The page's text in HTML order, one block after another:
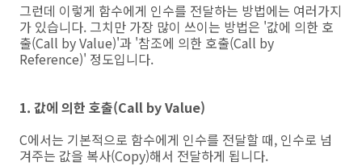
그런데 이렇게 함수에게 인수를 전달하는 방법에는 여러가지
가 있습니다. 그치만 가장 많이 쓰이는 방법은 '값에 의한 호
출(Call by Value)'과 '참조에 의한 호출(Call by
Reference)' 정도입니다.
1. 값에 의한 호출(Call by Value)
C에서는 기본적으로 함수에게 인수를 전달할 때, 인수로 넘
겨주는 값을 복사(Copy)해서 전달하게 됩니다.